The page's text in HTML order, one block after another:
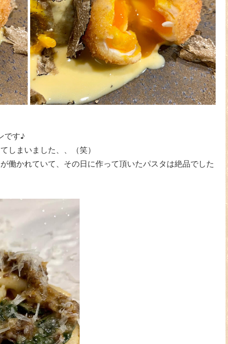
です♪
しまいました、、（笑）
働かれていて、その日に作って頂いたパスタは絶品でした